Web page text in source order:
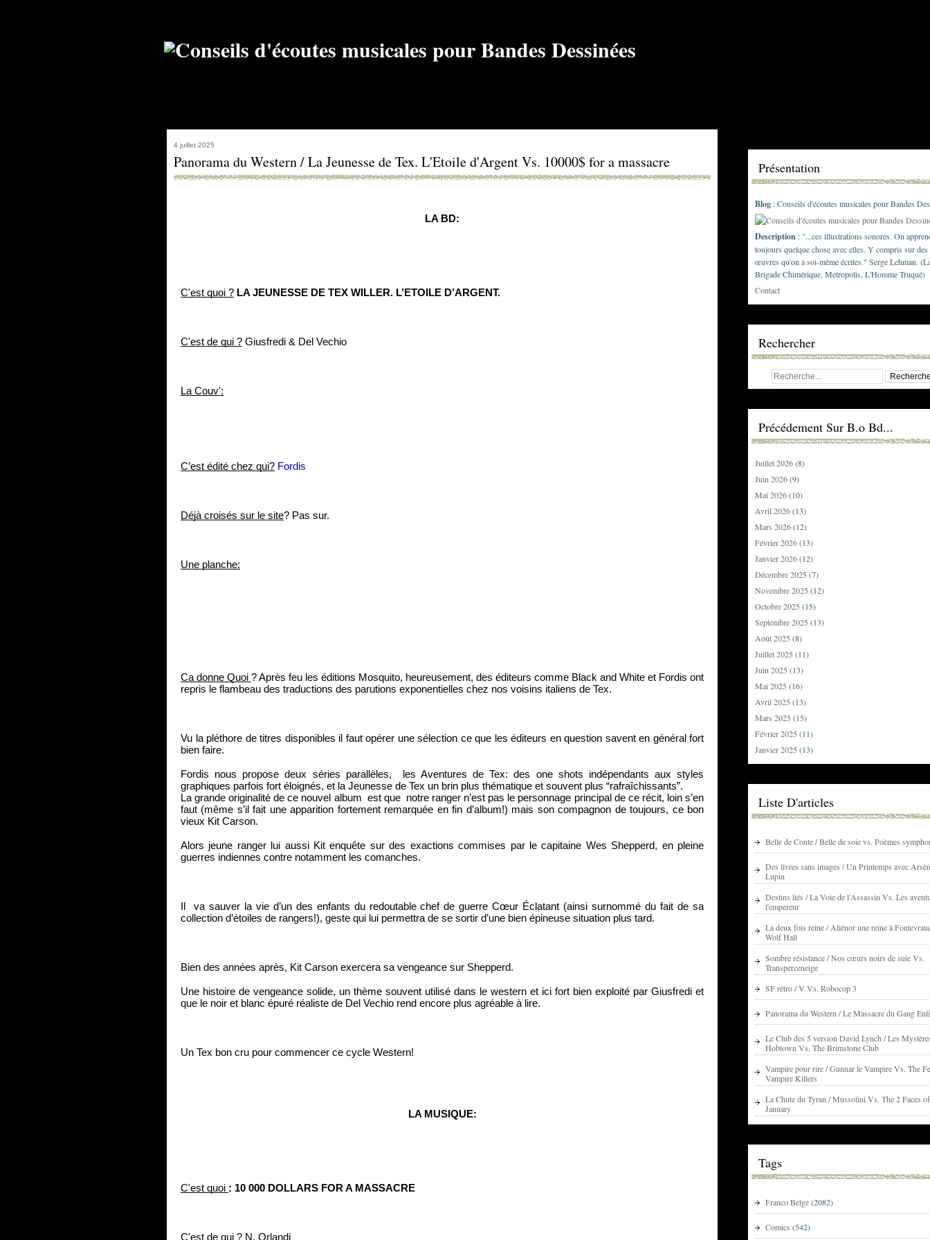
4 juillet 2025
Panorama du Western / La Jeunesse de Tex. L'Etoile d'Argent Vs. 10000$ for a massacre
LA BD:
C'est quoi ? LA JEUNESSE DE TEX WILLER. L’ETOILE D’ARGENT.
C'est de qui ? Giusfredi & Del Vechio
La Couv':
C’est édité chez qui? Fordis
Déjà croisés sur le site? Pas sur.
Une planche:
Ca donne Quoi ? Après feu les éditions Mosquito, heureusement, des éditeurs comme Black and White et Fordis ont
repris le flambeau des traductions des parutions exponentielles chez nos voisins italiens de Tex.
Vu la pléthore de titres disponibles il faut opérer une sélection ce que les éditeurs en question savent en général fort
bien faire.
Fordis nous propose deux séries parallèles,  les Aventures de Tex: des one shots indépendants aux styles
graphiques parfois fort éloignés, et la Jeunesse de Tex un brin plus thématique et souvent plus “rafraîchissants”.
La grande originalité de ce nouvel album  est que  notre ranger n’est pas le personnage principal de ce récit, loin s’en
faut (même s’il fait une apparition fortement remarquée en fin d’album!) mais son compagnon de toujours, ce bon
vieux Kit Carson.
Alors jeune ranger lui aussi Kit enquête sur des exactions commises par le capitaine Wes Shepperd, en pleine
guerres indiennes contre notamment les comanches.
Il  va sauver la vie d’un des enfants du redoutable chef de guerre Cœur Éclatant (ainsi surnommé du fait de sa
collection d’étoiles de rangers!), geste qui lui permettra de se sortir d’une bien épineuse situation plus tard.
Bien des années après, Kit Carson exercera sa vengeance sur Shepperd.
Une histoire de vengeance solide, un thème souvent utilisé dans le western et ici fort bien exploité par Giusfredi et
que le noir et blanc épuré réaliste de Del Vechio rend encore plus agréable à lire.
Un Tex bon cru pour commencer ce cycle Western!
LA MUSIQUE:
C'est quoi : 10 000 DOLLARS FOR A MASSACRE
C'est de qui ? N. Orlandi
Présentation
Blog : Conseils d'écoutes musicales pour Bandes
Description : "...ces illustrations sonores. On
toujours quelque chose avec elles. Y compris sur des
œuvres qu'on a soi-même écrites." Serge Lehman.
Brigade Chimérique, Metropolis, L'Homme Truqué)
Contact
Rechercher
Précédement Sur B.o Bd...
Juillet 2026(8)
Juin 2026(9)
Mai 2026(10)
Avril 2026(13)
Mars 2026(12)
Février 2026(13)
Janvier 2026(12)
Décembre 2025 (7)
Novembre 2025 (12)
Octobre 2025 (15)
Septembre 2025 (13)
Août 2025 (8)
Juillet 2025 (11)
Juin 2025 (13)
Mai 2025 (16)
Avril 2025 (13)
Mars 2025 (15)
Février 2025 (11)
Janvier 2025 (13)
Liste D'articles
Belle de Conte / Belle de soie vs. Poèmes
Des livres sans images / Un Printemps avec
Lupin
Destins liés / La Voie de l'Assassin Vs. Les
l'empereur
La deux fois reine / Aliénor une reine à
Wolf Hall
Sombre résistance / Nos cœurs noirs de suie Vs.
Transperceneige
SF rétro / V Vs. Robocop 3
Panorama du Western / Le Massacre du Gang
Le Club des 5 version David Lynch / Les
Hobtown Vs. The Brimstone Club
Vampire pour rire / Gunnar le Vampire Vs. The
Vampire Killers
La Chute du Tyran / Mussolini Vs. The 2 Faces of
January
Tags
Franco Belge(2082)
Comics (542)